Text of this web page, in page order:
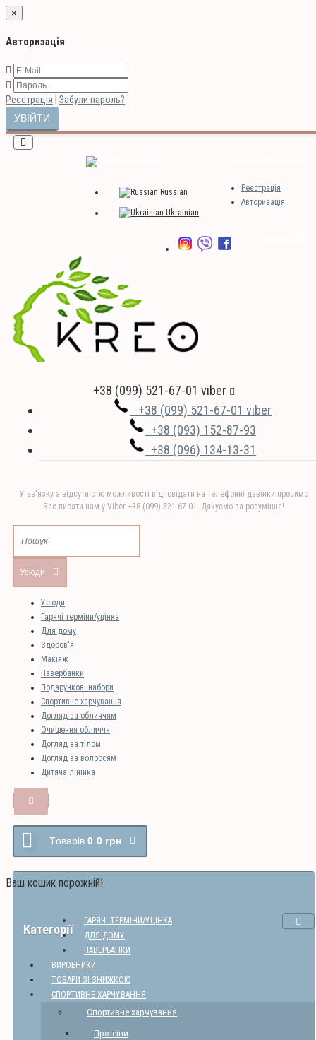
×
Авторизація
Реєстрація Забули пароль?
Реєстрація
Авторизація
Russian
Ukrainian
+38 (099) 521-67-01 viber
+38 (099) 521-67-01 viber
+38 (093) 152-87-93
+38 (096) 134-13-31
У зв'язку з відсутністю можливості відповідати на телефонні дзвінки просимо
Вас писати нам у Viber +38 (099) 521-67-01. Дякуємо за розуміння!
Усюди
Усюди
Гарячі терміни/уцінка
Для дому
Здоров'я
Макіяж
Павербанки
Подарункові набори
Спортивне харчування
Догляд за обличчям
Очищення обличчя
Догляд за тілом
Догляд за волоссям
Дитяча лінійка
Tоварів 0 0 грн
Ваш кошик порожній!
Категорії
ГАРЯЧІ ТЕРМІНИ/УЦІНКА
ДЛЯ ДОМУ
ПАВЕРБАНКИ
ВИРОБНИКИ
ТОВАРИ ЗІ ЗНИЖКОЮ
СПОРТИВНЕ ХАРЧУВАННЯ
Спортивне харчування
Протеїни